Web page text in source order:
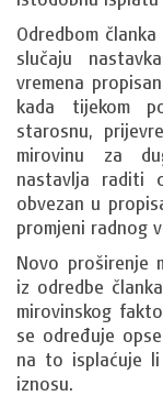
Odredbom
slučaju
vremena
kada tijekom
starosnu,
mirovinu za
nastavlja raditi
obvezan u
promjeni radnog
Novo proširenje
iz odredbe
mirovinskog
se određuje
na to isplaćuje li
iznosu.